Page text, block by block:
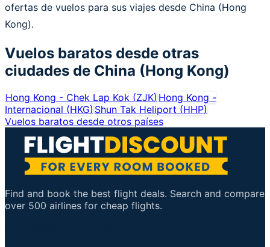
ofertas de vuelos para sus viajes desde China (Hong
Kong).
Vuelos baratos desde otras
ciudades de China (Hong Kong)
Hong Kong - Chek Lap Kok (ZJK)Hong Kong -
Internacional (HKG)Shun Tak Heliport (HHP)
Vuelos baratos desde otros países
Find and book the best flight deals. Search and compare
over 500 airlines for cheap flights.